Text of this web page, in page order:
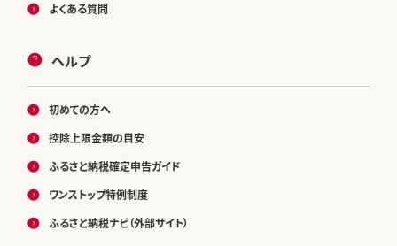
よくある質問
ヘルプ
初めての方へ
控除上限金額の目安
ふるさと納税確定申告ガイド
ワンストップ特例制度
ふるさと納税ナビ（外部サイト）